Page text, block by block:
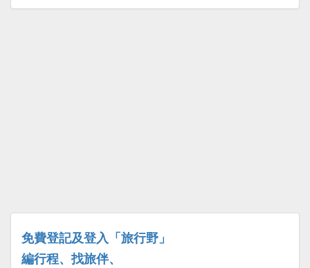
免費登記及登入「旅行野」
編行程、找旅伴、